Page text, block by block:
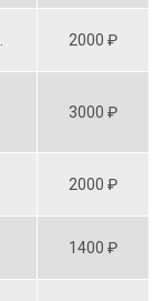
2000 ₽
3000 ₽
2000 ₽
1400 ₽